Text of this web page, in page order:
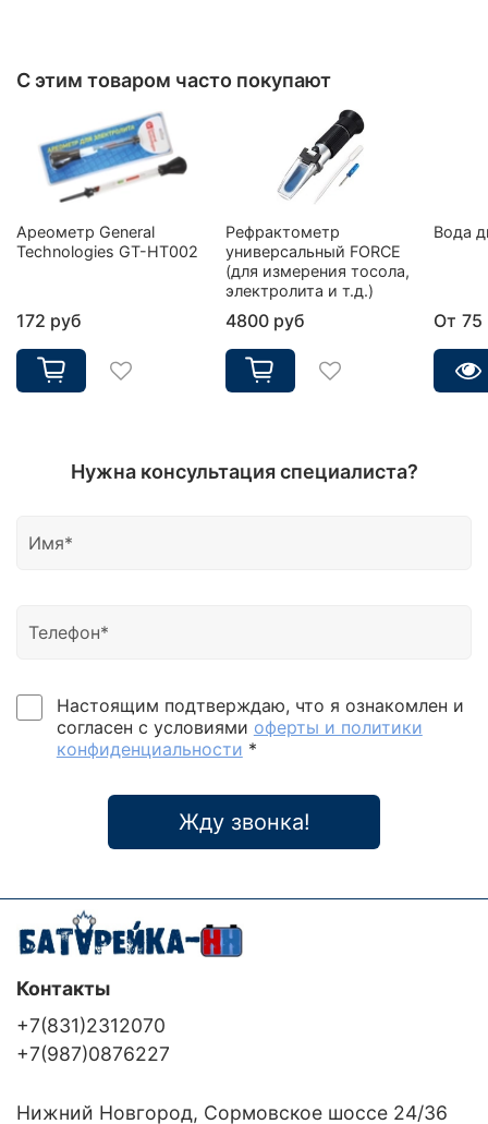
С этим товаром часто покупают
Ареометр General
Technologies GT-HT002
172 руб
Рефрактометр
универсальный FORCE
(для измерения тосола,
электролита и т.д.)
4800 руб
Вода
От 75
Нужна консультация специалиста?
Настоящим подтверждаю, что я ознакомлен и
согласен с условиями оферты и политики
конфиденциальности *
Жду звонка!
Контакты
+7(831)2312070
+7(987)0876227
Нижний Новгород, Сормовское шоссе 24/36